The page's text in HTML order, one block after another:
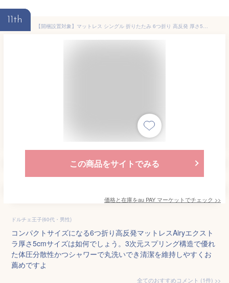
11th
【開梱設置対象】マットレス シングル 折りたたみ 6つ折り 高反発 厚さ5cm エアリーマットレス ベッドマットレス 敷き布団 エアリーマッ
この商品をサイトでみる
価格と在庫をau PAY マーケットでチェック >>
ドルチェ王子(60代・男性)
コンパクトサイズになる6つ折り高反発マットレスAiryエクスト
ラ厚さ5cmサイズは如何でしょう。3次元スプリング構造で優れ
た体圧分散性かつシャワーで丸洗いでき清潔を維持しやすくお
薦めですよ
全てのおすすめコメント (1件) >